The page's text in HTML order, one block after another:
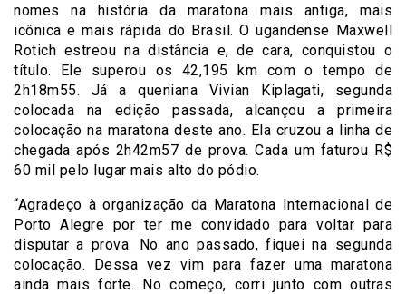
nomes na história da maratona mais antiga, mais
icônica e mais rápida do Brasil. O ugandense Maxwell
Rotich estreou na distância e, de cara, conquistou o
título. Ele superou os 42,195 km com o tempo de
2h18m55. Já a queniana Vivian Kiplagati, segunda
colocada na edição passada, alcançou a primeira
colocação na maratona deste ano. Ela cruzou a linha de
chegada após 2h42m57 de prova. Cada um faturou R$
60 mil pelo lugar mais alto do pódio.
“Agradeço à organização da Maratona Internacional de
Porto Alegre por ter me convidado para voltar para
disputar a prova. No ano passado, fiquei na segunda
colocação. Dessa vez vim para fazer uma maratona
ainda mais forte. No começo, corri junto com outras